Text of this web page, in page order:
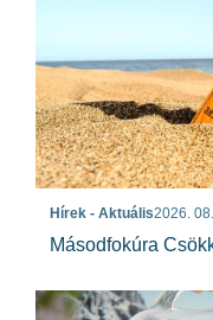
Hírek - Aktuális2026.
Másodfokúra